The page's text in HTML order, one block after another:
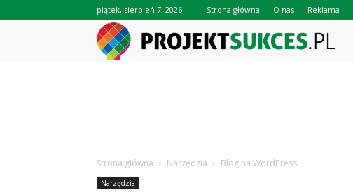
piątek, sierpień 7, 2026 Strona główna O nas Reklama
Strona główna Narzędzia Blog na WordPress
Narzędzia